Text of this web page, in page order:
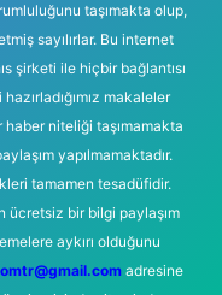
taşımakta olup,
sayılırlar. Bu internet
şirketi ile hiçbir bağlantısı
makaleler
haber niteliği taşımamakta
yapılmamaktadır.
tamamen tesadüfidir.
ücretsiz bir bilgi paylaşım
aykırı olduğunu
adresine